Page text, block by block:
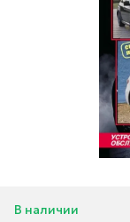
В наличии